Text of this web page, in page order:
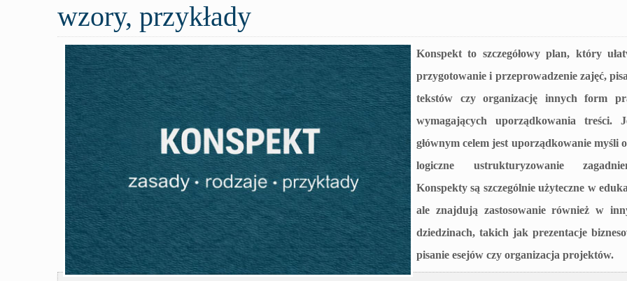
wzory, przykłady
Konspekt to szczegółowy plan, który
przygotowanie i przeprowadzenie zajęć,
tekstów czy organizację innych form
wymagających uporządkowania treści.
głównym celem jest uporządkowanie myśli
logiczne ustrukturyzowanie
Konspekty są szczególnie użyteczne w
ale znajdują zastosowanie również w
dziedzinach, takich jak prezentacje
pisanie esejów czy organizacja projektów.